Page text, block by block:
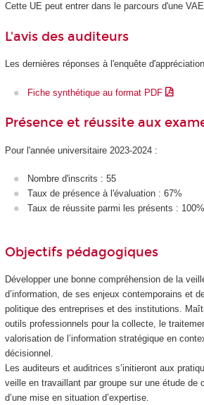
Cette UE peut entrer dans le parcours d'une VAE
L'avis des auditeurs
Les dernières réponses à l'enquête
Fiche synthétique au format PDF
Présence et réussite aux
Pour l'année universitaire 2023-2024 :
Nombre d'inscrits : 55
Taux de présence à l'évaluation : 67%
Taux de réussite parmi les présents : 100%
Objectifs pédagogiques
Développer une bonne compréhension de la
d’information, de ses enjeux contemporains et
politique des entreprises et des institutions.
outils professionnels pour la collecte, le
valorisation de l’information stratégique en
décisionnel.
Les auditeurs et auditrices s’initieront aux
veille en travaillant par groupe sur une étude de
d’une mise en situation d’expertise.